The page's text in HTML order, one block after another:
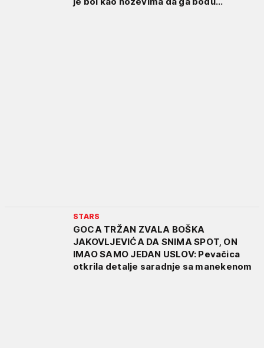
STARS
GOCA TRŽAN ZVALA BOŠKA
JAKOVLJEVIĆA DA SNIMA SPOT, ON
IMAO SAMO JEDAN USLOV: Pevačica
otkrila detalje saradnje sa manekenom